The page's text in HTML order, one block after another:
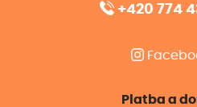
+420 774
Platba a